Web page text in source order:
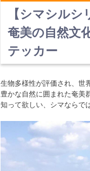
【シマシル
奄美の自然文
テッカー
生物多様性が評価され、世
豊かな自然に囲まれた奄美
知って欲しい、シマならで